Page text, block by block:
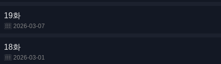
19화
2026-03-07
18화
2026-03-01